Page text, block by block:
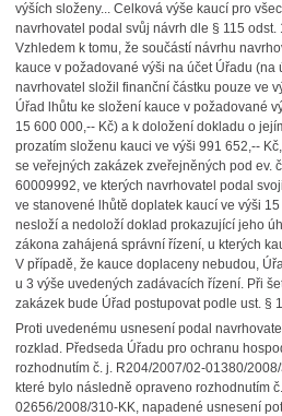
výších složeny... Celková výše kaucí pro
navrhovatel podal svůj návrh dle § 115
Vzhledem k tomu, že součástí návrhu
kauce v požadované výši na účet Úřadu (na
navrhovatel složil finanční částku pouze ve
Úřad lhůtu ke složení kauce v požadované
15 600 000,-- Kč) a k doložení dokladu o
prozatím složenu kauci ve výši 991 652,--
se veřejných zakázek zveřejněných pod ev.
60009992, ve kterých navrhovatel podal
ve stanovené lhůtě doplatek kaucí ve výši
nesloží a nedoloží doklad prokazující jeho
zákona zahájená správní řízení, u kterých
V případě, že kauce doplaceny nebudou,
u 3 výše uvedených zadávacích řízení. Při
zakázek bude Úřad postupovat podle ust. §
Proti uvedenému usnesení podal
rozklad. Předseda Úřadu pro ochranu
rozhodnutím č. j. R204/2007/02-01380/
které bylo následně opraveno rozhodnutím
02656/2008/310-KK, napadené usnesení